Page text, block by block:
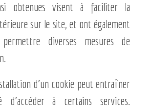
obtenues visent à faciliter la
sur le site, et ont également
diverses mesures de
d’un cookie peut entraîner
d’accéder à certains services.